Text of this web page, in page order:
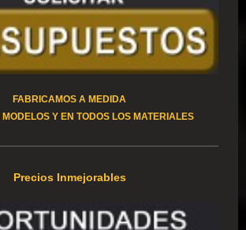
FABRICAMOS A MEDIDA
MODELOS Y EN TODOS LOS MATERIALES
Precios Inmejorables